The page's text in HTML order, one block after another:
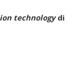
technologydi